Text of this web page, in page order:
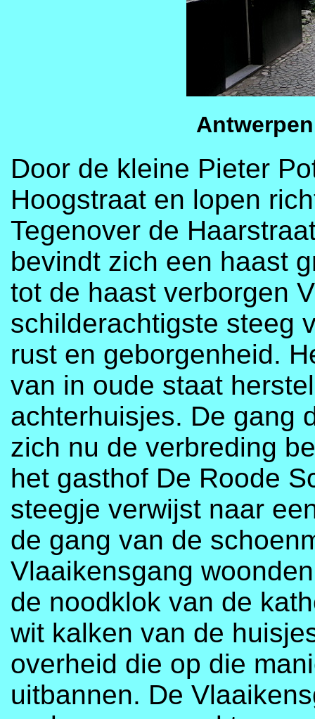
Door de kleine Pieter
Hoogstraat en lopen
Tegenover de
bevindt zich een haast
tot de haast verborgen
schilderachtigste steeg
rust en geborgenheid.
van in oude staat
achterhuisjes. De gang
zich nu de verbreding
het gasthof De Roode
steegje verwijst naar
de gang van de
Vlaaikensgang
de noodklok van de
wit kalken van de
overheid die op die
uitbannen. De